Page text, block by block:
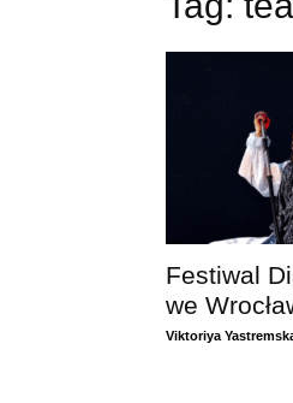
Festiwal
we
Viktoriya